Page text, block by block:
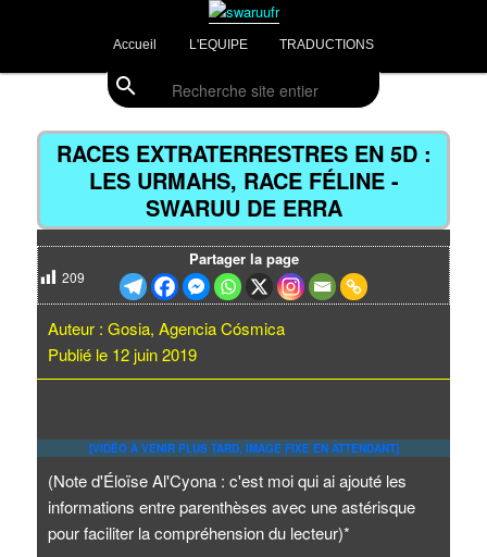
principalswaruufr
Divulgations Swaruurienne et Taygetienne
search
Accueil L'EQUIPE TRADUCTIONS
des
RACES EXTRATERRESTRES EN 5D :
LES URMAHS, RACE FÉLINE -
SWARUU DE ERRA
209
Partager la page
Auteur : Gosia, Agencia Cósmica
Publié le 12 juin 2019
[VIDÉO À VENIR PLUS TARD, IMAGE FIXE EN ATTENDANT]
(Note d'Éloïse Al'Cyona : c'est moi qui ai ajouté les
informations entre parenthèses avec une astérisque
pour faciliter la compréhension du lecteur)*